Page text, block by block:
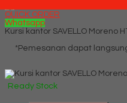
QUICK ORDER
Whatsapp
Kursi kantor SAVELLO Moreno
*Pemesanan dapat
Ready Stock